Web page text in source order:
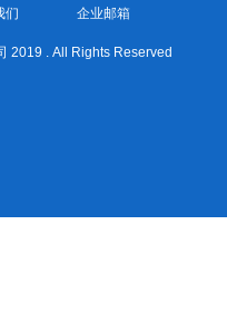
们 企业邮箱
2019 . All Rights Reserved